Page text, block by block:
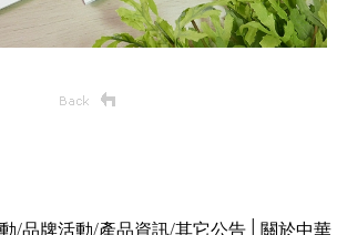
/品牌活動/產品資訊/其它公告 關於中華